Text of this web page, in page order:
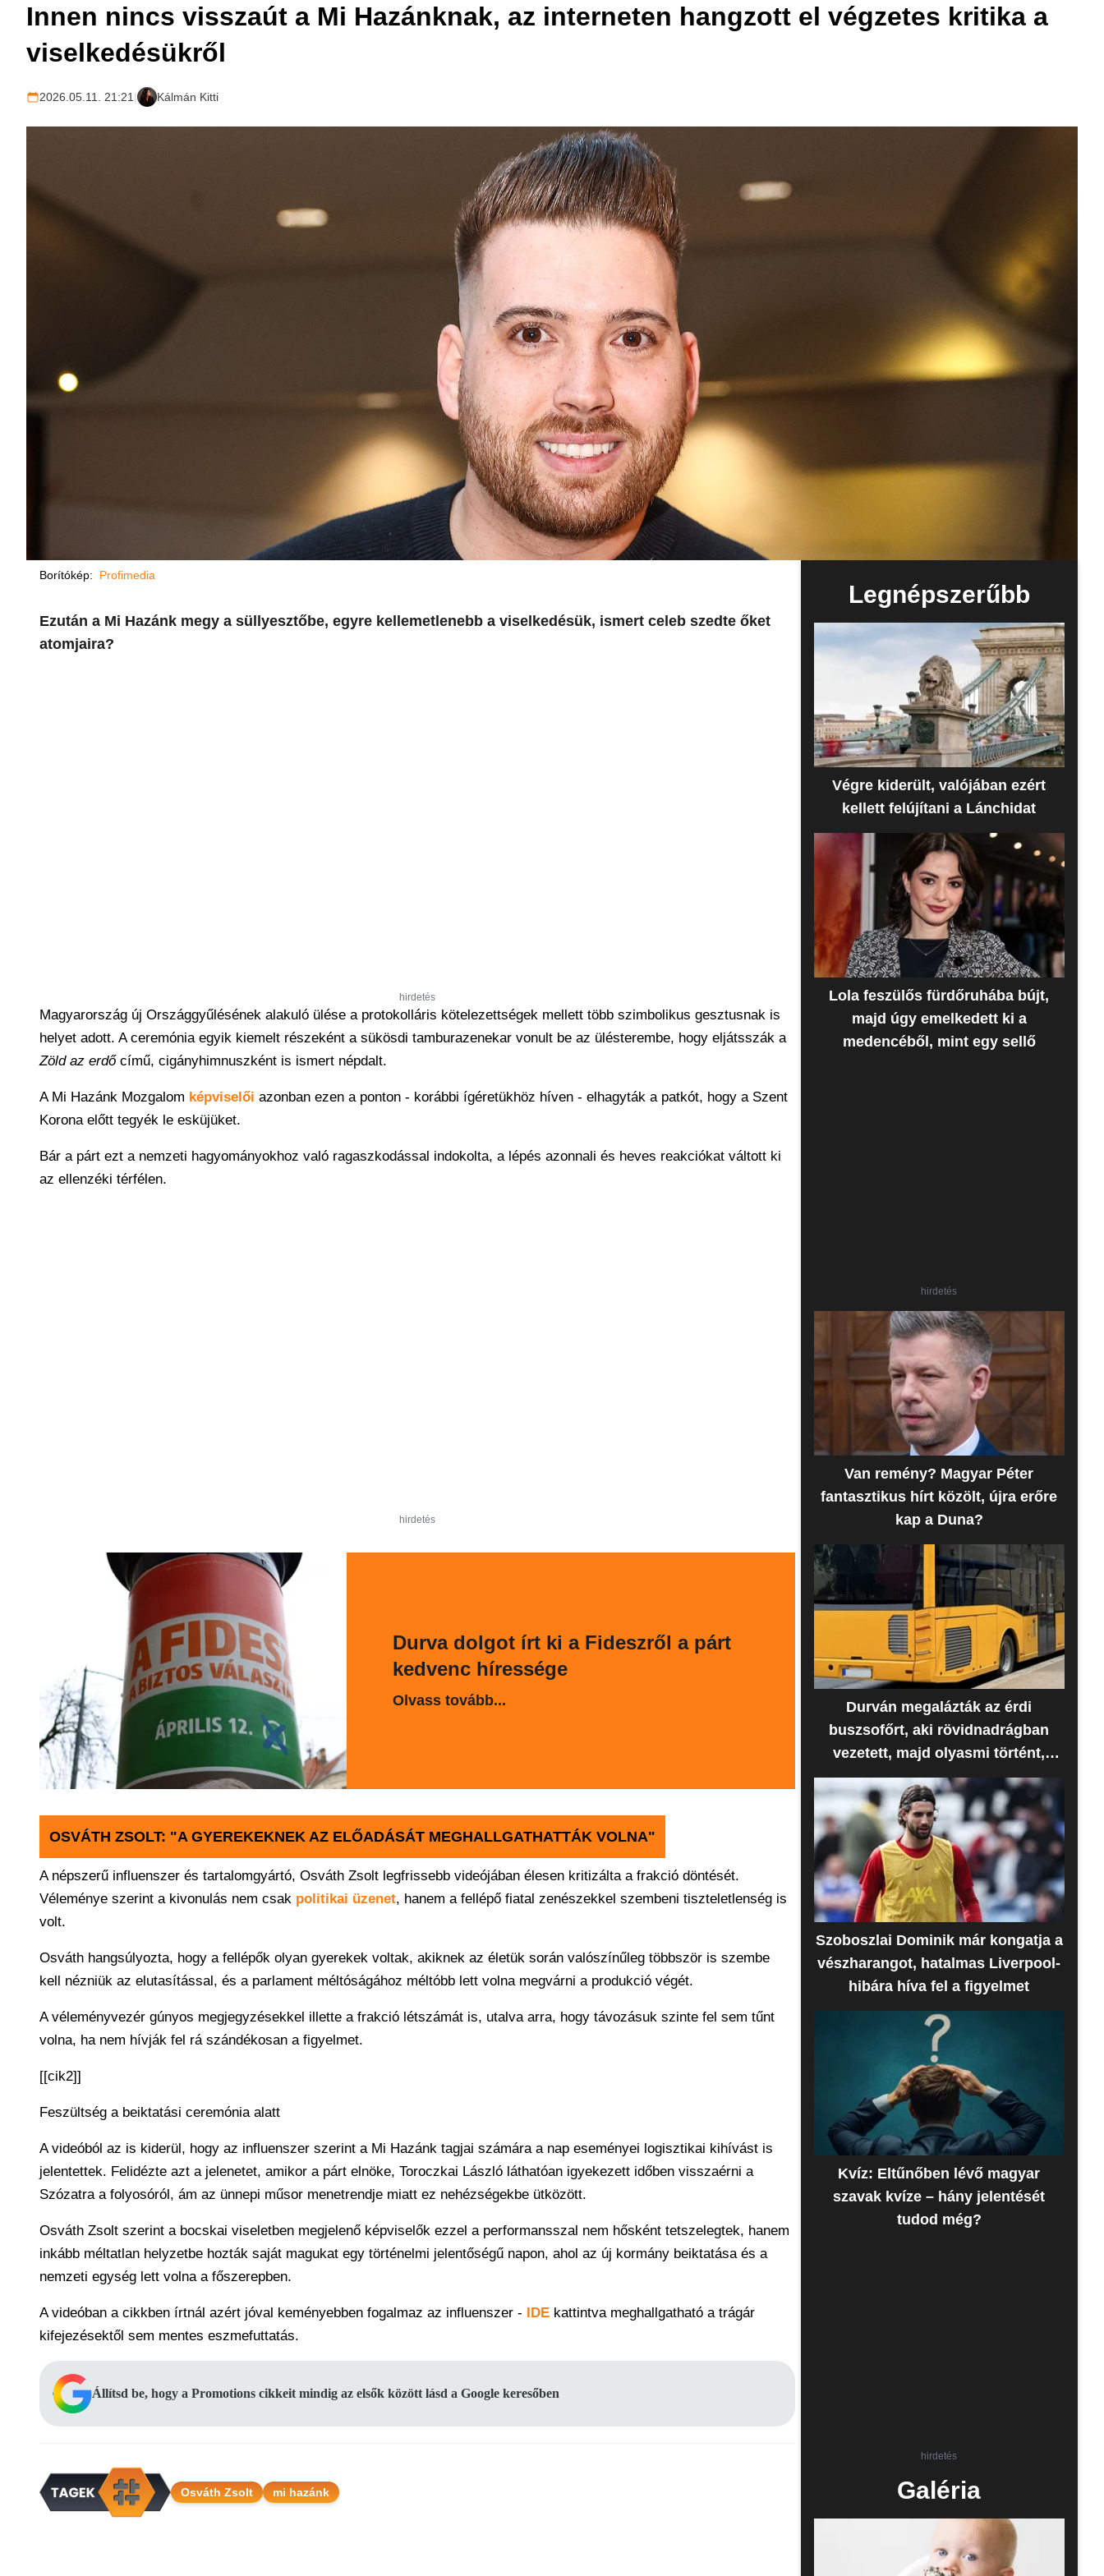
Innen nincs visszaút a Mi Hazánknak, az interneten hangzott el végzetes kritika a
viselkedésükről
2026.05.11. 21:21 | Kálmán Kitti
Borítókép: Profimedia
Ezután a Mi Hazánk megy a süllyesztőbe, egyre kellemetlenebb a viselkedésük, ismert celeb szedte őket
atomjaira?
hirdetés
Magyarország új Országgyűlésének alakuló ülése a protokolláris kötelezettségek mellett több szimbolikus gesztusnak is
helyet adott. A ceremónia egyik kiemelt részeként a sükösdi tamburazenekar vonult be az ülésterembe, hogy eljátsszák a
Zöld az erdőcímű, cigányhimnuszként is ismert népdalt.
A Mi Hazánk Mozgalom képviselői azonban ezen a ponton - korábbi ígéretükhöz híven - elhagyták a patkót, hogy a Szent
Korona előtt tegyék le esküjüket.
Bár a párt ezt a nemzeti hagyományokhoz való ragaszkodással indokolta, a lépés azonnali és heves reakciókat váltott ki
az ellenzéki térfélen.
hirdetés
Durva dolgot írt ki a Fideszről a párt
kedvenc híressége
Olvass tovább...
OSVÁTH ZSOLT: "A GYEREKEKNEK AZ ELŐADÁSÁT MEGHALLGATHATTÁK VOLNA"
A népszerű influenszer és tartalomgyártó, Osváth Zsolt legfrissebb videójában élesen kritizálta a frakció döntését.
Véleménye szerint a kivonulás nem csak politikai üzenet, hanem a fellépő fiatal zenészekkel szembeni tiszteletlenség is
volt.
Osváth hangsúlyozta, hogy a fellépők olyan gyerekek voltak, akiknek az életük során valószínűleg többször is szembe
kell nézniük az elutasítással, és a parlament méltóságához méltóbb lett volna megvárni a produkció végét.
A véleményvezér gúnyos megjegyzésekkel illette a frakció létszámát is, utalva arra, hogy távozásuk szinte fel sem tűnt
volna, ha nem hívják fel rá szándékosan a figyelmet.
[[cik2]]
Feszültség a beiktatási ceremónia alatt
A videóból az is kiderül, hogy az influenszer szerint a Mi Hazánk tagjai számára a nap eseményei logisztikai kihívást is
jelentettek. Felidézte azt a jelenetet, amikor a párt elnöke, Toroczkai László láthatóan igyekezett időben visszaérni a
Szózatra a folyosóról, ám az ünnepi műsor menetrendje miatt ez nehézségekbe ütközött.
Osváth Zsolt szerint a bocskai viseletben megjelenő képviselők ezzel a performansszal nem hősként tetszelegtek, hanem
inkább méltatlan helyzetbe hozták saját magukat egy történelmi jelentőségű napon, ahol az új kormány beiktatása és a
nemzeti egység lett volna a főszerepben.
A videóban a cikkben írtnál azért jóval keményebben fogalmaz az influenszer - IDE kattintva meghallgatható a trágár
kifejezésektől sem mentes eszmefuttatás.
Állítsd be, hogy a Promotions cikkeit mindig az elsők között lásd a Google keresőben
Osváth Zsolt mi hazánk
Legnépszerűbb
Végre kiderült, valójában ezért
kellett felújítani a Lánchidat
Lola feszülős fürdőruhába bújt,
majd úgy emelkedett ki a
medencéből, mint egy sellő
hirdetés
Van remény? Magyar Péter
fantasztikus hírt közölt, újra erőre
kap a Duna?
Durván megalázták az érdi
buszsofőrt, aki rövidnadrágban
vezetett, majd olyasmi történt,
amire senki sem számított
Szoboszlai Dominik már kongatja a
vészharangot, hatalmas Liverpool-
hibára híva fel a figyelmet
Kvíz: Eltűnőben lévő magyar
szavak kvíze – hány jelentését
tudod még?
hirdetés
Galéria